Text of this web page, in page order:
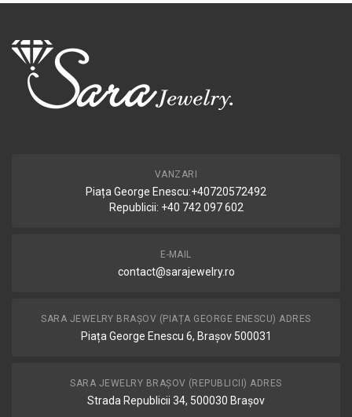
VANZARI
Piața George Enescu:+40720572492
Republicii: +40 742 097 602
E-MAIL
contact@sarajewelry.ro
SARA JEWELRY BRAȘOV (PIAȚA GEORGE ENESCU) ADRES
Piața George Enescu 6, Brașov 500031
SARA JEWELRY BRAȘOV (REPUBLICII) ADRES
Strada Republicii 34, 500030 Brașov